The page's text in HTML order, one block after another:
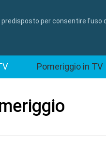
per consentire l'uso
Pomeriggio in TV